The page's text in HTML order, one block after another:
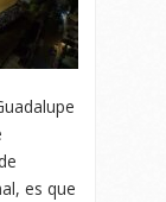
es que